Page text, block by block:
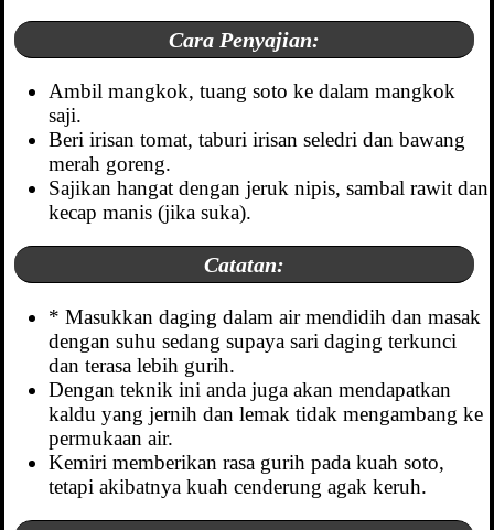
Cara Penyajian:
Ambil mangkok, tuang soto ke dalam mangkok
saji.
Beri irisan tomat, taburi irisan seledri dan bawang
merah goreng.
Sajikan hangat dengan jeruk nipis, sambal rawit dan
kecap manis (jika suka).
Catatan:
* Masukkan daging dalam air mendidih dan masak
dengan suhu sedang supaya sari daging terkunci
dan terasa lebih gurih.
Dengan teknik ini anda juga akan mendapatkan
kaldu yang jernih dan lemak tidak mengambang ke
permukaan air.
Kemiri memberikan rasa gurih pada kuah soto,
tetapi akibatnya kuah cenderung agak keruh.